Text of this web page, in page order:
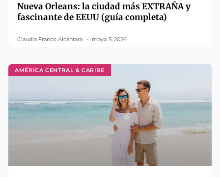
Nueva Orleans: la ciudad más EXTRAÑA y
fascinante de EEUU (guía completa)
Claudia Franco Alcántara mayo 5, 2026
AMÉRICA CENTRAL & CARIBE